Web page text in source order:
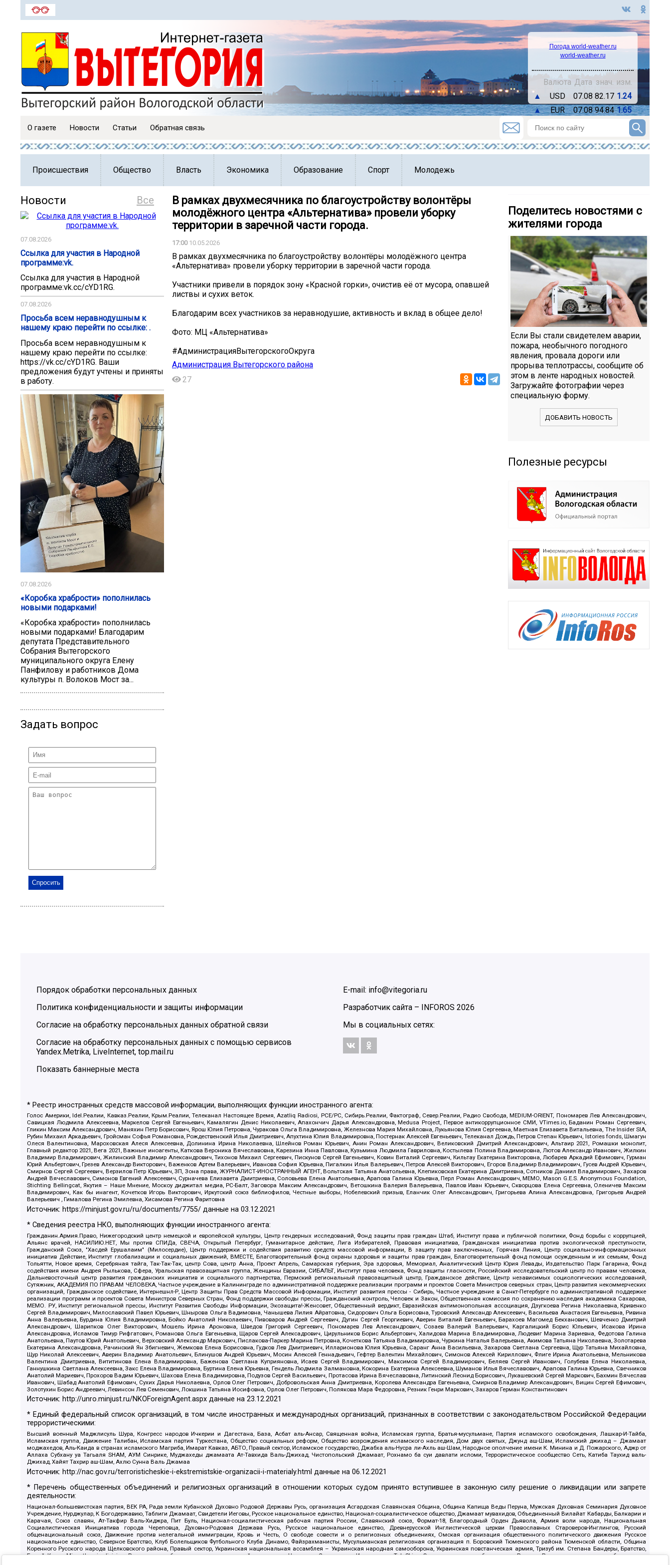
Погода world-weather.ru
world-weather.ru
Валюта Дата знач. изм.
▲
USD 07.08 82.17 1.24
▲
EUR 07.08 94.84 1.65
О газете Новости Статьи Обратная связь
Происшествия Общество Власть Экономика Образование Спорт Молодежь
Все
Новости
07.08.2026
Ссылка для участия в Народной
программе:vk.
Ссылка для участия в Народной
программе:vk.cc/cYD1RG.
07.08.2026
Просьба всем неравнодушным к
нашему краю перейти по ссылке: .
Просьба всем неравнодушным к
нашему краю перейти по ссылке:
https://vk.cc/cYD1RG. Ваши
предложения будут учтены и приняты
в работу.
07.08.2026
«Коробка храбрости» пополнилась
новыми подарками!
«Коробка храбрости» пополнилась
новыми подарками! Благодарим
депутата Представительного
Собрания Вытегорского
муниципального округа Елену
Панфилову и работников Дома
культуры п. Волоков Мост за...
Задать вопрос
В рамках двухмесячника по благоустройству волонтёры
молодёжного центра «Альтернатива» провели уборку
территории в заречной части города.
17:0010.05.2026
В рамках двухмесячника по благоустройству волонтёры молодёжного центра
«Альтернатива» провели уборку территории в заречной части города.
Участники привели в порядок зону «Красной горки», очистив её от мусора, опавшей
листвы и сухих веток.
Благодарим всех участников за неравнодушие, активность и вклад в общее дело!
Фото: МЦ «Альтернатива»
#АдминистрацияВытегорскогоОкруга
Администрация Вытегорского района
27
Поделитесь новостями с
жителями города
Если Вы стали свидетелем аварии,
пожара, необычного погодного
явления, провала дороги или
прорыва теплотрассы, сообщите об
этом в ленте народных новостей.
Загружайте фотографии через
специальную форму.
ДОБАВИТЬ НОВОСТЬ
Полезные ресурсы
Порядок обработки персональных данных
Политика конфиденциальности и защиты информации
Согласие на обработку персональных данных обратной связи
Согласие на обработку персональных данных с помощью сервисов
Yandex.Metrika, LiveInternet, top.mail.ru
Показать баннерные места
E-mail: info@vitegoria.ru
Разработчик сайта – INFOROS 2026
Мы в социальных сетях:
* Реестр иностранных средств массовой информации, выполняющих функции иностранного агента:
Голос Америки, Idel.Реалии, Кавказ.Реалии, Крым.Реалии, Телеканал Настоящее Время, Azatliq Radiosi, PCE/PC, Сибирь.Реалии, Фактограф, Север.Реалии, Радио Свобода, MEDIUM-ORIENT, Пономарев Лев Александрович,
Савицкая Людмила Алексеевна, Маркелов Сергей Евгеньевич, Камалягин Денис Николаевич, Апахончич Дарья Александровна, Medusa Project, Первое антикоррупционное СМИ, VTimes.io, Баданин Роман Сергеевич,
Гликин Максим Александрович, Маняхин Петр Борисович, Ярош Юлия Петровна, Чуракова Ольга Владимировна, Железнова Мария Михайловна, Лукьянова Юлия Сергеевна, Маетная Елизавета Витальевна, The Insider SIA,
Рубин Михаил Аркадьевич, Гройсман Софья Романовна, Рождественский Илья Дмитриевич, Апухтина Юлия Владимировна, Постернак Алексей Евгеньевич, Телеканал Дождь, Петров Степан Юрьевич, Istories fonds, Шмагун
Олеся Валентиновна, Мароховская Алеся Алексеевна, Долинина Ирина Николаевна, Шлейнов Роман Юрьевич, Анин Роман Александрович, Великовский Дмитрий Александрович, Альтаир 2021, Ромашки монолит,
Главный редактор 2021, Вега 2021, Важные иноагенты, Каткова Вероника Вячеславовна, Карезина Инна Павловна, Кузьмина Людмила Гавриловна, Костылева Полина Владимировна, Лютов Александр Иванович, Жилкин
Владимир Владимирович, Жилинский Владимир Александрович, Тихонов Михаил Сергеевич, Пискунов Сергей Евгеньевич, Ковин Виталий Сергеевич, Кильтау Екатерина Викторовна, Любарев Аркадий Ефимович, Гурман
Юрий Альбертович, Грезев Александр Викторович, Важенков Артем Валерьевич, Иванова София Юрьевна, Пигалкин Илья Валерьевич, Петров Алексей Викторович, Егоров Владимир Владимирович, Гусев Андрей Юрьевич,
Смирнов Сергей Сергеевич, Верзилов Петр Юрьевич, ЗП, Зона права, ЖУРНАЛИСТ-ИНОСТРАННЫЙ АГЕНТ, Вольтская Татьяна Анатольевна, Клепиковская Екатерина Дмитриевна, Сотников Даниил Владимирович, Захаров
Андрей Вячеславович, Симонов Евгений Алексеевич, Сурначева Елизавета Дмитриевна, Соловьева Елена Анатольевна, Арапова Галина Юрьевна, Перл Роман Александрович, МЕМО, Mason G.E.S. Anonymous Foundation,
Stichting Bellingcat, Якутия – Наше Мнение, Москоу диджитал медиа, РС-Балт, Заговора Максим Александрович, Ветошкина Валерия Валерьевна, Павлов Иван Юрьевич, Скворцова Елена Сергеевна, Оленичев Максим
Владимирович, Как бы инагент, Кочетков Игорь Викторович, Иркутский союз библиофилов, Честные выборы, Нобелевский призыв, Еланчик Олег Александрович, Григорьева Алина Александровна, Григорьев Андрей
Валерьевич , Гималова Регина Эмилевна, Хисамова Регина Фаритовна
Источник: https://minjust.gov.ru/ru/documents/7755/ данные на03.12.2021
* Сведения реестра НКО, выполняющих функции иностранного агента:
Гражданин.Армия.Право, Нижегородский центр немецкой и европейской культуры, Центр гендерных исследований, Фонд защиты прав граждан Штаб, Институт права и публичной политики, Фонд борьбы с коррупцией,
Альянс врачей, НАСИЛИЮ.НЕТ, Мы против СПИДа, СВЕЧА, Открытый Петербург, Гуманитарное действие, Лига Избирателей, Правовая инициатива, Гражданская инициатива против экологической преступности,
Гражданский Союз, "Хасдей Ерушалаим" (Милосердие), Центр поддержки и содействия развитию средств массовой информации, В защиту прав заключенных, Горячая Линия, Центр социально-информационных
инициатив Действие, Институт глобализации и социальных движений, ВМЕСТЕ, Благотворительный фонд охраны здоровья и защиты прав граждан, Благотворительный фонд помощи осужденным и их семьям, Фонд
Тольятти, Новое время, Серебряная тайга, Так-Так-Так, центр Сова, центр Анна, Проект Апрель, Самарская губерния, Эра здоровья, Мемориал, Аналитический Центр Юрия Левады, Издательство Парк Гагарина, Фонд
содействия имени Андрея Рылькова, Сфера, Уральская правозащитная группа, Женщины Евразии, СИБАЛЬТ, Институт прав человека, Фонд защиты гласности, Российский исследовательский центр по правам человека,
Дальневосточный центр развития гражданских инициатив и социального партнерства, Пермский региональный правозащитный центр, Гражданское действие, Центр независимых социологических исследований,
Сутяжник, АКАДЕМИЯ ПО ПРАВАМ ЧЕЛОВЕКА, Частное учреждение в Калининграде по административной поддержке реализации программ и проектов Совета Министров северных стран, Центр развития некоммерческих
организаций, Гражданское содействие, Интернешнл-Р, Центр Защиты Прав Средств Массовой Информации, Институт развития прессы - Сибирь, Частное учреждение в Санкт-Петербурге по административной поддержке
реализации программ и проектов Совета Министров Северных Стран, Фонд поддержки свободы прессы, Гражданский контроль, Человек и Закон, Общественная комиссия по сохранению наследия академика Сахарова,
МЕМО. РУ, Институт региональной прессы, Институт Развития Свободы Информации, Экозащита!-Женсовет, Общественный вердикт, Евразийская антимонопольная ассоциация, Дзугкоева Регина Николаевна, Кривенко
Сергей Владимирович, Милославский Павел Юрьевич, Шнырова Ольга Вадимовна, Чанышева Лилия Айратовна, Сидорович Ольга Борисовна, Туровский Александр Алексеевич, Васильева Анастасия Евгеньевна, Ривина
Анна Валерьевна, Бурдина Юлия Владимировна, Бойко Анатолий Николаевич, Пивоваров Андрей Сергеевич, Дугин Сергей Георгиевич, Аверин Виталий Евгеньевич, Барахоев Магомед Бекханович, Шевченко Дмитрий
Александрович, Шарипков Олег Викторович, Мошель Ирина Ароновна, Шведов Григорий Сергеевич, Пономарев Лев Александрович, Созаев Валерий Валерьевич, Каргалицкий Борис Юльевич, Исакова Ирина
Александровна, Исламов Тимур Рифгатович, Романова Ольга Евгеньевна, Щаров Сергей Алексадрович, Цирульников Борис Альбертович, Халидова Марина Владимировна, Людевиг Марина Зариевна, Федотова Галина
Анатольевна, Паутов Юрий Анатольевич, Верховский Александр Маркович, Пислакова-Паркер Марина Петровна, Кочеткова Татьяна Владимировна, Чуркина Наталья Валерьевна, Акимова Татьяна Николаевна, Золотарева
Екатерина Александровна, Рачинский Ян Збигневич, Жемкова Елена Борисовна, Гудков Лев Дмитриевич, Илларионова Юлия Юрьевна, Саранг Анна Васильевна, Захарова Светлана Сергеевна, Щур Татьяна Михайловна,
Щур Николай Алексеевич, Аверин Владимир Анатольевич, Блинушов Андрей Юрьевич, Мосин Алексей Геннадьевич, Гефтер Валентин Михайлович, Симонов Алексей Кириллович, Флиге Ирина Анатольевна, Мельникова
Валентина Дмитриевна, Вититинова Елена Владимировна, Баженова Светлана Куприяновна, Исаев Сергей Владимирович, Максимов Сергей Владимирович, Беляев Сергей Иванович, Голубева Елена Николаевна,
Ганнушкина Светлана Алексеевна, Закс Елена Владимировна, Буртина Елена Юрьевна, Гендель Людмила Залмановна, Кокорина Екатерина Алексеевна, Шуманов Илья Вячеславович, Арапова Галина Юрьевна, Свечников
Анатолий Мариевич, Прохоров Вадим Юрьевич, Шахова Елена Владимировна, Подузов Сергей Васильевич, Протасова Ирина Вячеславовна, Литинский Леонид Борисович, Лукашевский Сергей Маркович, Бахмин Вячеслав
Иванович, Шабад Анатолий Ефимович, Сухих Дарья Николаевна, Орлов Олег Петрович, Добровольская Анна Дмитриевна, Королева Александра Евгеньевна, Смирнов Владимир Александрович, Вицин Сергей Ефимович,
Золотухин Борис Андреевич, Левинсон Лев Семенович, Локшина Татьяна Иосифовна, Орлов Олег Петрович, Полякова Мара Федоровна, Резник Генри Маркович, Захаров Герман Константинович
Источник: http://unro.minjust.ru/NKOForeignAgent.aspx данные на23.12.2021
* Единый федеральный список организаций, в том числе иностранных и международных организаций, признанных в соответствии с законодательством Российской Федерации
террористическими:
Высший военный Маджлисуль Шура, Конгресс народов Ичкерии и Дагестана, База, Асбат аль-Ансар, Священная война, Исламская группа, Братья-мусульмане, Партия исламского освобождения, Лашкар-И-Тайба,
Исламская группа, Движение Талибан, Исламская партия Туркестана, Общество социальных реформ, Общество возрождения исламского наследия, Дом двух святых, Джунд аш-Шам, Исламский джихад – Джамаат
моджахедов, Аль-Каида в странах исламского Магриба, Имарат Кавказ, АБТО, Правый сектор, Исламское государство, Джабха аль-Нусра ли-Ахль аш-Шам, Народное ополчение имени К. Минина и Д. Пожарского, Аджр от
Аллаха Субхану уа Тагьаля SHAM, АУМ Синрике, Муджахеды джамаата Ат-Тавхида Валь-Джихад, Чистопольский Джамаат, Рохнамо ба суи давлати исломи, Террористическое сообщество Сеть, Катиба Таухид валь-
Джихад, Хайят Тахрир аш-Шам, Ахлю Сунна Валь Джамаа
Источник: http://nac.gov.ru/terroristicheskie-i-ekstremistskie-organizacii-i-materialy.html данные на06.12.2021
* Перечень общественных объединений и религиозных организаций в отношении которых судом принято вступившее в законную силу решение о ликвидации или запрете
деятельности:
Национал-большевистская партия, ВЕК РА, Рада земли Кубанской Духовно Родовой Державы Русь, организация Асгардская Славянская Община, Община Капища Веды Перуна, Мужская Духовная Семинария Духовное
Учреждение, Нурджулар, К Богодержавию, Таблиги Джамаат, Свидетели Иеговы, Русское национальное единство, Национал-социалистическое общество, Джамаат мувахидов, Объединенный Вилайат Кабарды, Балкарии и
Карачая, Союз славян, Ат-Такфир Валь-Хиджра, Пит Буль, Национал-социалистическая рабочая партия России, Славянский союз, Формат-18, Благородный Орден Дьявола, Армия воли народа, Национальная
Социалистическая Инициатива города Череповца, Духовно-Родовая Держава Русь, Русское национальное единство, Древнерусской Инглистической церкви Православных Староверов-Инглингов, Русский
общенациональный союз, Движение против нелегальной иммиграции, Кровь и Честь, О свободе совести и о религиозных объединениях, Омская организация общественного политического движения Русское
национальное единство, Северное Братство, Клуб Болельщиков Футбольного Клуба Динамо, Файзрахманисты, Мусульманская религиозная организация п. Боровский Тюменского района Тюменской области, Община
Коренного Русского народа Щелковского района, Правый сектор, Украинская национальная ассамблея – Украинская народная самооборона, Украинская повстанческая армия, Тризуб им. Степана Бандеры, Братство,
Белый Крест, Misanthropic division, Религиозное объединение последователей инглиизма, Народная Социальная Инициатива, TulaSkins, Этнополитическое объединение Русские, Русское национальное объединение